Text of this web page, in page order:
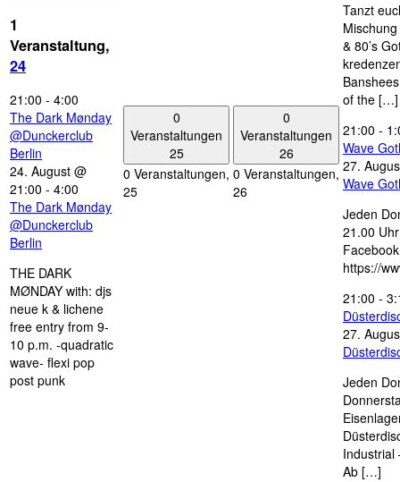
1
Veranstaltung,
24
21:00 - 4:00
The Dark Mønday
@Dunckerclub
Berlin
24. August @
21:00 - 4:00
The Dark Mønday
@Dunckerclub
Berlin
THE DARK
MØNDAY with: djs
neue k & lichene
free entry from 9-
10 p.m. -quadratic
wave- flexi pop
post punk
0
Veranstaltungen
25
0 Veranstaltungen,
25
0
Veranstaltungen
26
0 Veranstaltungen,
26
Tanzt
& 80’s
of the […]
21:00 -
Wave
27.
Wave
Jeden
21.00
https://
21:00 -
27.
Jeden
Industrial
Ab […]